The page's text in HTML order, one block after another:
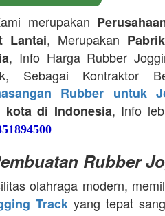
merupakan
Lantai, Merupakan
, Info Harga Rubber
Sebagai Kontraktor
Rubber untuk
kota di Indonesia, Info
Rubber
olahraga modern,
Track yang tepat